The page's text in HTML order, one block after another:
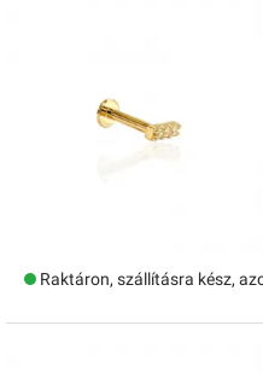
Raktáron, szállításra kész,